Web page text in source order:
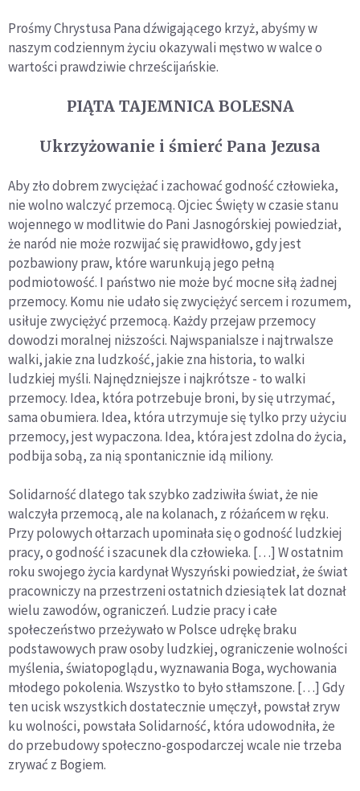
Prośmy Chrystusa Pana dźwigającego krzyż, abyśmy w
naszym codziennym życiu okazywali męstwo w walce o
wartości prawdziwie chrześcijańskie.
PIĄTA TAJEMNICA BOLESNA
Ukrzyżowanie i śmierć Pana Jezusa
Aby zło dobrem zwyciężać i zachować godność człowieka,
nie wolno walczyć przemocą. Ojciec Święty w czasie stanu
wojennego w modlitwie do Pani Jasnogórskiej powiedział,
że naród nie może rozwijać się prawidłowo, gdy jest
pozbawiony praw, które warunkują jego pełną
podmiotowość. I państwo nie może być mocne siłą żadnej
przemocy. Komu nie udało się zwyciężyć sercem i rozumem,
usiłuje zwyciężyć przemocą. Każdy przejaw przemocy
dowodzi moralnej niższości. Najwspanialsze i najtrwalsze
walki, jakie zna ludzkość, jakie zna historia, to walki
ludzkiej myśli. Najnędzniejsze i najkrótsze - to walki
przemocy. Idea, która potrzebuje broni, by się utrzymać,
sama obumiera. Idea, która utrzymuje się tylko przy użyciu
przemocy, jest wypaczona. Idea, która jest zdolna do życia,
podbija sobą, za nią spontanicznie idą miliony.
Solidarność dlatego tak szybko zadziwiła świat, że nie
walczyła przemocą, ale na kolanach, z różańcem w ręku.
Przy polowych ołtarzach upominała się o godność ludzkiej
pracy, o godność i szacunek dla człowieka. […] W ostatnim
roku swojego życia kardynał Wyszyński powiedział, że świat
pracowniczy na przestrzeni ostatnich dziesiątek lat doznał
wielu zawodów, ograniczeń. Ludzie pracy i całe
społeczeństwo przeżywało w Polsce udrękę braku
podstawowych praw osoby ludzkiej, ograniczenie wolności
myślenia, światopoglądu, wyznawania Boga, wychowania
młodego pokolenia. Wszystko to było stłamszone. […] Gdy
ten ucisk wszystkich dostatecznie umęczył, powstał zryw
ku wolności, powstała Solidarność, która udowodniła, że
do przebudowy społeczno-gospodarczej wcale nie trzeba
zrywać z Bogiem.